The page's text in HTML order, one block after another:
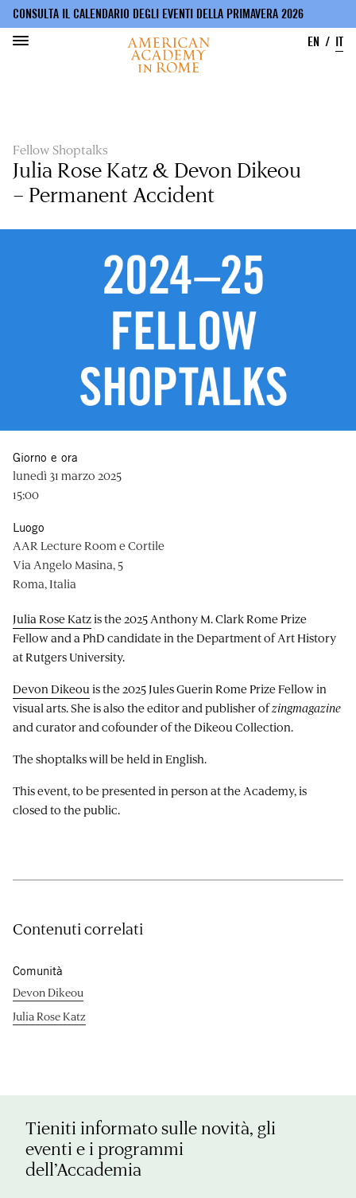
CONSULTA IL CALENDARIO DEGLI EVENTI DELLA PRIMAVERA 2026
EN
IT
Fellow Shoptalks
Julia Rose Katz & Devon Dikeou
– Permanent Accident
Julia Rose Katzis the 2025 Anthony M. Clark Rome Prize
Fellow and a PhD candidate in the Department of Art History
at Rutgers University.
Devon Dikeou is the 2025 Jules Guerin Rome Prize Fellow in
visual arts. She is also the editor and publisher ofzingmagazine
and curator and cofounder of the Dikeou Collection.
The shoptalks will be held in English.
This event, to be presented in person at the Academy, is
closed to the public.
Giorno e ora
lunedì 31 marzo 2025
15:00
Luogo
AAR Lecture Room e Cortile
Via Angelo Masina, 5
Roma, Italia
Contenuti correlati
Comunità
Devon Dikeou
Julia Rose Katz
Tieniti informato sulle novità, gli
eventi e i programmi
dell’Accademia